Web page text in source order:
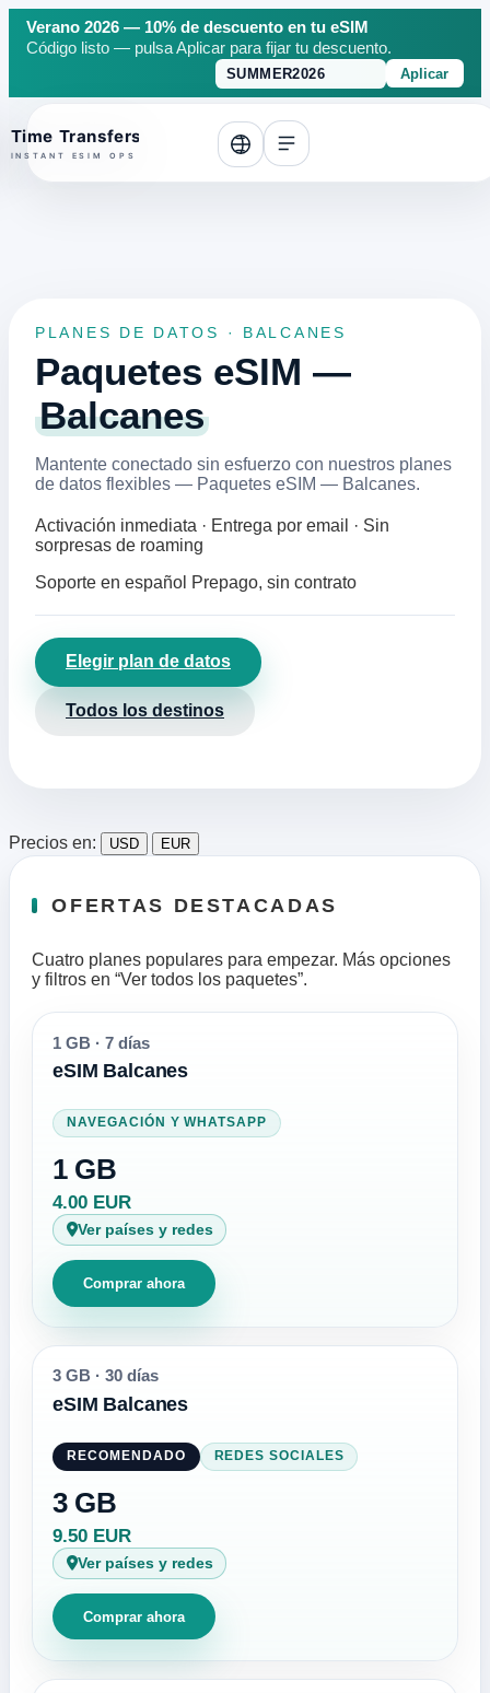
Verano 2026 — 10% de descuento en tu eSIM
Código listo — pulsa Aplicar para fijar tu descuento.
Aplicar
top
PLANES DE DATOS · BALCANES
Paquetes eSIM —
Balcanes
Mantente conectado sin esfuerzo con nuestros planes
de datos flexibles — Paquetes eSIM — Balcanes.
Activación inmediata · Entrega por email · Sin
sorpresas de roaming
Soporte en español Prepago, sin contrato
Elegir plan de datos
Todos los destinos
Precios en: USD EUR
OFERTAS DESTACADAS
Cuatro planes populares para empezar. Más opciones
y filtros en “Ver todos los paquetes”.
1 GB · 7 días
eSIM Balcanes
NAVEGACIÓN Y WHATSAPP
1 GB
4.00 EUR
Ver países y redes
Comprar ahora
3 GB · 30 días
eSIM Balcanes
RECOMENDADO REDES SOCIALES
3 GB
9.50 EUR
Ver países y redes
Comprar ahora